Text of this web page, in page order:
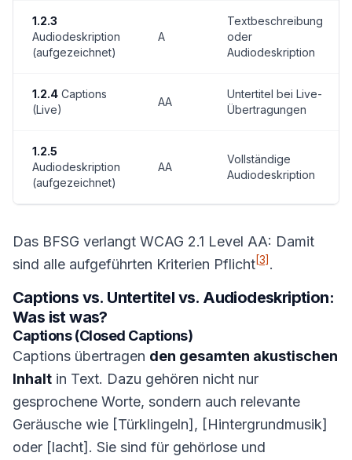
1.2.3
Audiodeskription
(aufgezeichnet)
A
Textbeschreibung
oder
Audiodeskription
1.2.4 Captions
(Live)
AA
Untertitel bei Live-
Übertragungen
1.2.5
Audiodeskription
(aufgezeichnet)
AA
Vollständige
Audiodeskription
Das BFSG verlangt WCAG 2.1 Level AA: Damit
sind alle aufgeführten Kriterien Pflicht[3] .
Captions vs. Untertitel vs. Audiodeskription:
Was ist was?
Captions (Closed Captions)
Captions übertragen den gesamten akustischen
Inhalt in Text. Dazu gehören nicht nur
gesprochene Worte, sondern auch relevante
Geräusche wie [Türklingeln], [Hintergrundmusik]
oder [lacht]. Sie sind für gehörlose und